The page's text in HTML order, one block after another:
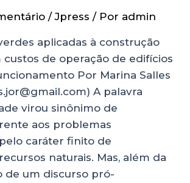
/Jpress / Por admin
aplicadas à construção
de operação de edifícios
Por Marina Salles
A palavra
virou sinônimo de
aos problemas
caráter finito de
naturais. Mas, além da
de um discurso pró-